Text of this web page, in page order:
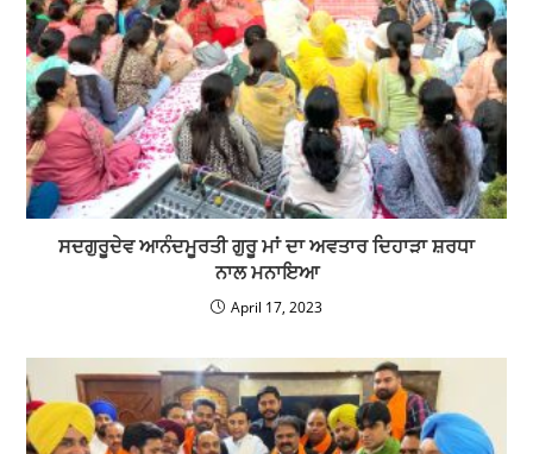
ਸਦਗੁਰੂਦੇਵ ਆਨੰਦਮੂਰਤੀ ਗੁਰੂ ਮਾਂ ਦਾ ਅਵਤਾਰ ਦਿਹਾੜਾ ਸ਼ਰਧਾ
ਨਾਲ ਮਨਾਇਆ
April 17, 2023